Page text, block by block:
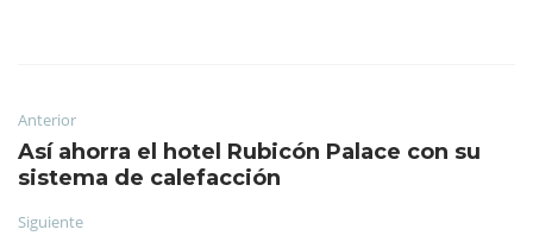
Anterior
Así ahorra el hotel Rubicón Palace con su
sistema de calefacción
Siguiente